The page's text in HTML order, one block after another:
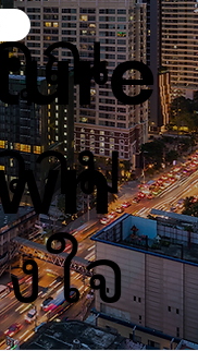
ณ
าม
ใจ